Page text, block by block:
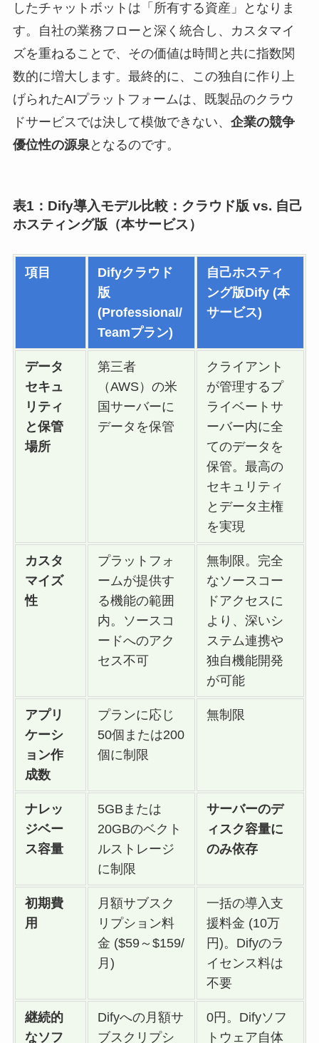
したチャットボットは「所有する資産」となりま
す。自社の業務フローと深く統合し、カスタマイ
ズを重ねることで、その価値は時間と共に指数関
数的に増大します。最終的に、この独自に作り上
げられたAIプラットフォームは、既製品のクラウ
ドサービスでは決して模倣できない、 企業の競争
優位性の源泉となるのです。
表1：Dify導入モデル比較：クラウド版 vs. 自己
ホスティング版（本サービス）
項目
Difyクラウド
版
(Professional/
Teamプラン)
自己ホスティ
ング版Dify (本
サービス)
データ
セキュ
リティ
と保管
場所
第三者
（AWS）の米
国サーバーに
データを保管
クライアント
が管理するプ
ライベートサ
ーバー内に全
てのデータを
保管。最高の
セキュリティ
とデータ主権
を実現
カスタ
マイズ
性
プラットフォ
ームが提供す
る機能の範囲
内。ソースコ
ードへのアク
セス不可
無制限。完全
なソースコー
ドアクセスに
より、深いシ
ステム連携や
独自機能開発
が可能
アプリ
ケーシ
ョン作
成数
プランに応じ
50個または200
個に制限
無制限
ナレッ
ジベー
ス容量
5GBまたは
20GBのベクト
ルストレージ
に制限
サーバーのデ
ィスク容量に
のみ依存
初期費
用
月額サブスク
リプション料
金 ($59～$159/
月)
一括の導入支
援料金 (10万
円)。Difyのラ
イセンス料は
不要
継続的
なソフ
Difyへの月額サ
ブスクリプシ
0円。Difyソフ
トウェア自体